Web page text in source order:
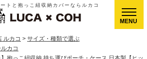
トと抱っこ紐収納カバーならルカコ
ルカコ
サイズ・種類で選ぶ
カコ